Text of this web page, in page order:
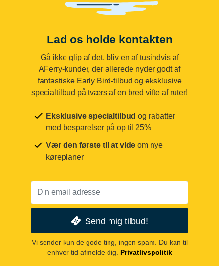
Lad os holde kontakten
Gå ikke glip af det, bliv en af tusindvis af
AFerry-kunder, der allerede nyder godt af
fantastiske Early Bird-tilbud og eksklusive
specialtilbud på tværs af en bred vifte af ruter!
Eksklusive specialtilbud og rabatter
med besparelser på op til 25%
Vær den første til at vide om nye
køreplaner
Send mig tilbud!
Vi sender kun de gode ting, ingen spam. Du kan til
enhver tid afmelde dig.
Privatlivspolitik